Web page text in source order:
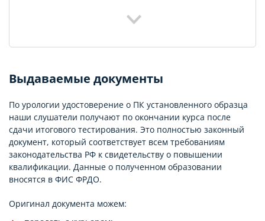
Выдаваемые документы
По урологии удостоверение о ПК установленного образца
наши слушатели получают по окончании курса после
сдачи итогового тестирования. Это полностью законный
документ, который соответствует всем требованиям
законодательства РФ к свидетельству о повышении
квалификации. Данные о полученном образовании
вносятся в ФИС ФРДО.
Оригинал документа можем: